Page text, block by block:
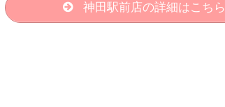
神田駅前店の詳細はこちら